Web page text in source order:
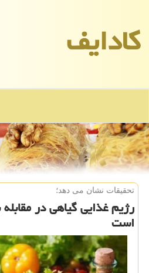
كادایف
تحقیقات نشان می دهد؛
رژیم غذایی گیاهی در
است